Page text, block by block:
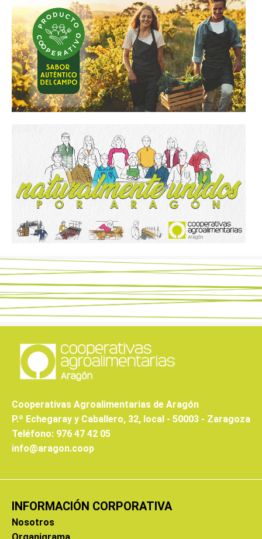
Cooperativas Agroalimentarias de Aragón
P.º Echegaray y Caballero, 32, local - 50003 - Zaragoza
Teléfono: 976 47 42 05
info@aragon.coop
INFORMACIÓN CORPORATIVA
Nosotros